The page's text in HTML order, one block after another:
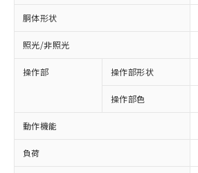
胴体形状
照光/非照光
操作部 操作部形状
操作部色
動作機能
負荷